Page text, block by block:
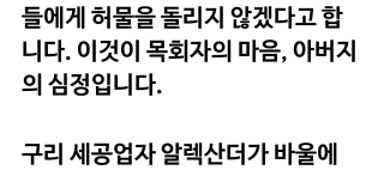
들에게 허물을 돌리지 않겠다고 합
니다. 이것이 목회자의 마음, 아버지
의 심정입니다.
구리 세공업자 알렉산더가 바울에